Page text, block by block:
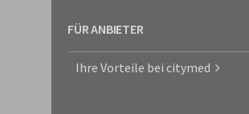
FÜR ANBIETER
Ihre Vorteile bei citymed